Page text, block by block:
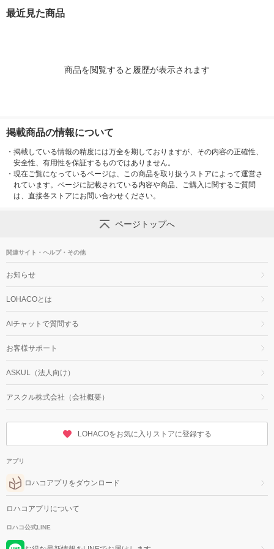
最近見た商品
商品を閲覧すると履歴が表示されます
掲載商品の情報について
・ 掲載している情報の精度には万全を期しておりますが、その内容の正確性、
安全性、有用性を保証するものではありません。
・ 現在ご覧になっているページは、この商品を取り扱うストアによって運営さ
れています。ページに記載されている内容や商品、ご購入に関するご質問
は、直接各ストアにお問い合わせください。
ページトップへ
関連サイト・ヘルプ・その他
お知らせ
LOHACOとは
AIチャットで質問する
お客様サポート
ASKUL（法人向け）
アスクル株式会社（会社概要）
LOHACOをお気に入りストアに登録する
アプリ
ロハコアプリをダウンロード
ロハコアプリについて
ロハコ公式LINE